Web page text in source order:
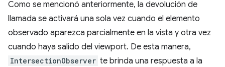
Como se mencionó anteriormente, la devolución de
llamada se activará una sola vez cuando el elemento
observado aparezca parcialmente en la vista y otra vez
cuando haya salido del viewport. De esta manera,
IntersectionObserver te brinda una respuesta a la